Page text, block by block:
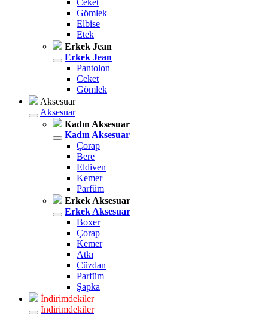
Ceket
Gömlek
Elbise
Etek
Erkek Jean
Erkek Jean
Pantolon
Ceket
Gömlek
Aksesuar
Aksesuar
Kadın Aksesuar
Kadın Aksesuar
Çorap
Bere
Eldiven
Kemer
Parfüm
Erkek Aksesuar
Erkek Aksesuar
Boxer
Çorap
Kemer
Atkı
Cüzdan
Parfüm
Şapka
İndirimdekiler
İndirimdekiler